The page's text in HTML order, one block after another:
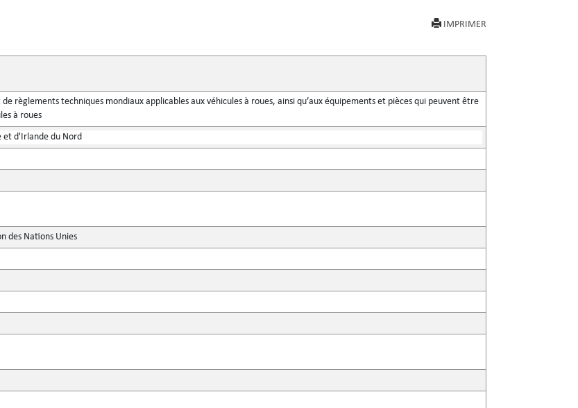
IMPRIMER
règlements techniques mondiaux applicables aux véhicules à roues, ainsi qu’aux équipements et pièces qui peuvent être
à roues
et d'Irlande du Nord
des Nations Unies